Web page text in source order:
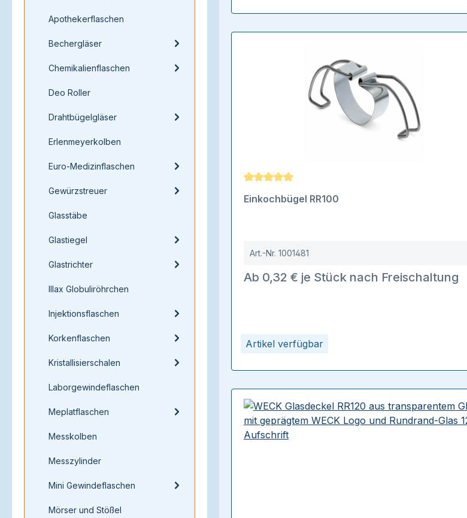
Apothekerflaschen
Bechergläser
Chemikalienflaschen
Deo Roller
Drahtbügelgläser
Erlenmeyerkolben
Euro-Medizinflaschen
Gewürzstreuer
Glasstäbe
Glastiegel
Glastrichter
Illax Globuliröhrchen
Injektionsflaschen
Korkenflaschen
Kristallisierschalen
Laborgewindeflaschen
Meplatflaschen
Messkolben
Messzylinder
Mini Gewindeflaschen
Mörser und Stößel
Artikel verfügbar
Durchschnittliche Bewertung von 5 von 5 Sternen
Einkochbügel RR100
Art.-Nr. 1001481
Ab 0,32 € je Stück nach Freischaltung